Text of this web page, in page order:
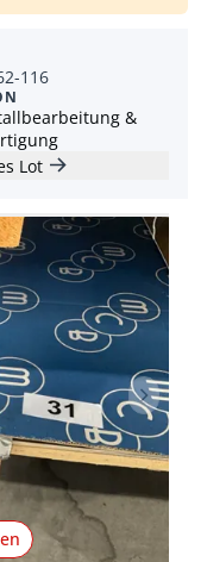
116
&
Lot